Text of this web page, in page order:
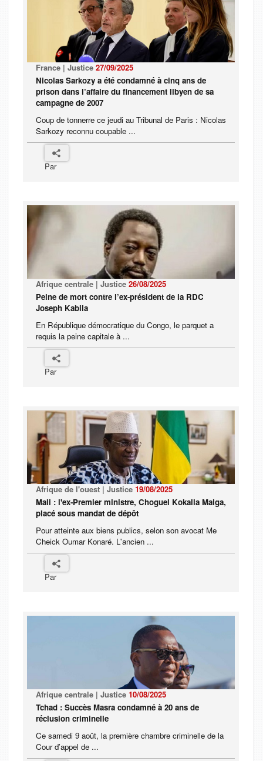
France | Justice 27/09/2025
Nicolas Sarkozy a été condamné à cinq ans de
prison dans l’affaire du financement libyen de sa
campagne de 2007
Coup de tonnerre ce jeudi au Tribunal de Paris : Nicolas
Sarkozy reconnu coupable ...
Par
Afrique centrale | Justice 26/08/2025
Peine de mort contre l’ex-président de la RDC
Joseph Kabila
En République démocratique du Congo, le parquet a
requis la peine capitale à ...
Par
Afrique de l'ouest | Justice 19/08/2025
Mali : l'ex-Premier ministre, Choguel Kokalla Maiga,
placé sous mandat de dépôt
Pour atteinte aux biens publics, selon son avocat Me
Cheick Oumar Konaré. L'ancien ...
Par
Afrique centrale | Justice 10/08/2025
Tchad : Succès Masra condamné à 20 ans de
réclusion criminelle
Ce samedi 9 août, la première chambre criminelle de la
Cour d’appel de ...